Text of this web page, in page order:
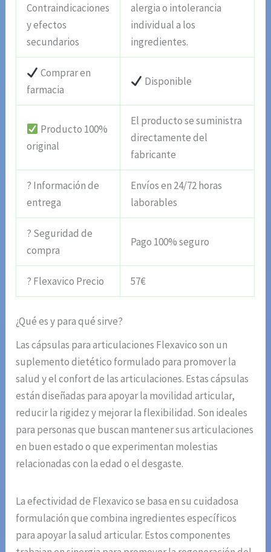
Contraindicaciones
y efectos
secundarios
alergia o intolerancia
individual a los
ingredientes.
Comprar en
farmacia
Disponible
Producto 100%
original
El producto se suministra
directamente del
fabricante
? Información de
entrega
Envíos en 24/72 horas
laborables
? Seguridad de
compra
Pago 100% seguro
? Flexavico Precio 57€
¿Qué es y para qué sirve?
Las cápsulas para articulaciones Flexavico son un
suplemento dietético formulado para promover la
salud y el confort de las articulaciones. Estas cápsulas
están diseñadas para apoyar la movilidad articular,
reducir la rigidez y mejorar la flexibilidad. Son ideales
para personas que buscan mantener sus articulaciones
en buen estado o que experimentan molestias
relacionadas con la edad o el desgaste.
La efectividad de Flexavico se basa en su cuidadosa
formulación que combina ingredientes específicos
para apoyar la salud articular. Estos componentes